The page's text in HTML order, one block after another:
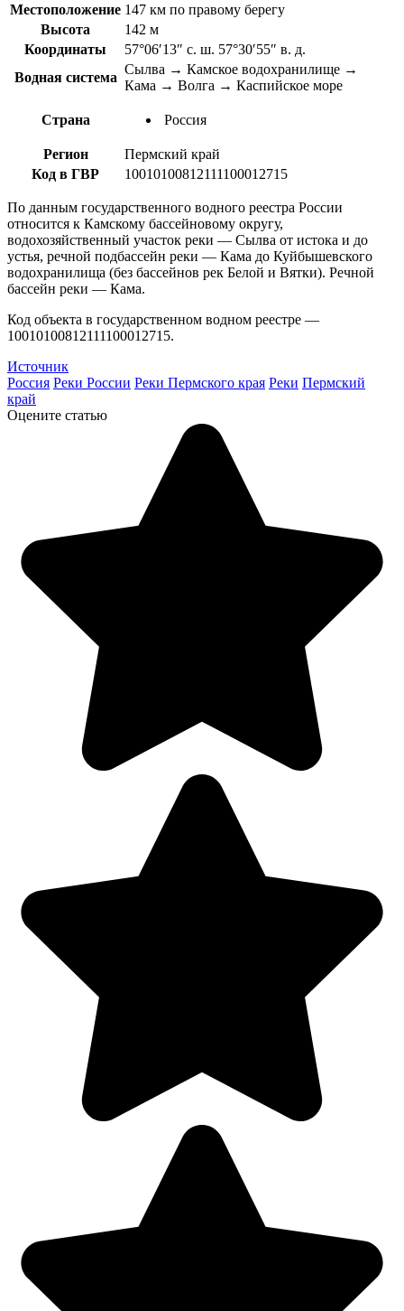
Местоположение 147 км по правому берегу
Высота
142 м
Координаты
57°06′13″ с. ш. 57°30′55″ в. д.
Водная система
Сылва → Камское водохранилище →
Кама → Волга → Каспийское море
Страна Россия
Регион
Пермский край
Код в ГВР
10010100812111100012715
По данным государственного водного реестра России
относится к Камскому бассейновому округу,
водохозяйственный участок реки — Сылва от истока и до
устья, речной подбассейн реки — Кама до Куйбышевского
водохранилища (без бассейнов рек Белой и Вятки). Речной
бассейн реки — Кама.
Код объекта в государственном водном реестре —
10010100812111100012715.
Источник
Россия Реки России Реки Пермского края Реки Пермский
край
Оцените статью